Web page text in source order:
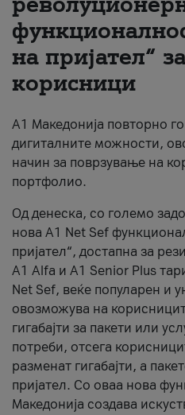
За нас
#ПодобарОнлајн
на пријател“
корисници
А1 Македонија повторно
дигиталните можности,
начин за поврзување на
портфолио.
Од денеска, со големо
нова A1 Net Sef
пријател“, достапна за
А1 Alfa и A1 Senior Plus
Net Sef, веќе популарен и
овозможува на
гигабајти за пакети или
потреби, отсега
разменат гигабајти, а
пријател. Со оваа нова
Македонија создава